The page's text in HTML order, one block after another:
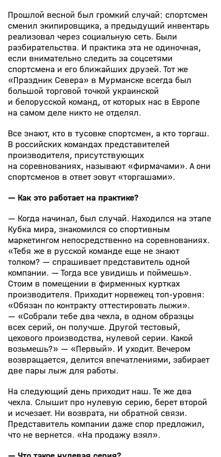
Прошлой весной был громкий случай: спортсмен
сменил экипировщика, а предыдущий инвентарь
реализовал через социальную сеть. Были
разбирательства. И практика эта не одиночная,
если внимательно следить за соцсетями
спортсмена и его ближайших друзей. Тот же
«Праздник Севера» в Мурманске всегда был
большой торговой точкой украинской
и белорусской команд, от которых нас в Европе
на самом деле никто не отделял.
Все знают, кто в тусовке спортсмен, а кто торгаш.
В российских командах представителей
производителя, присутствующих
на соревнованиях, называют «фирмачами». А они
спортсменов в ответ зовут «торгашами».
— Как это работает на практике?
— Когда начинал, был случай. Находился на этапе
Кубка мира, знакомился со спортивным
маркетингом непосредственно на соревнованиях.
«Тебя же в русской команде еще не знают
толком? — спрашивает представитель одной
компании. — Тогда все увидишь и поймешь».
Стоим в помещении в фирменных куртках
производителя. Приходит норвежец топ-уровня:
«Обязан по контракту оттестировать лыжи».
— «Собрали тебе два чехла, в одном образцы
всех серий, он получше. Другой тестовый,
цехового производства, нулевой серии. Какой
возьмешь?» — «Первый». И уходит. Вечером
возвращается, делится впечатлениями, забирает
две пары лыж для работы.
На следующий день приходит наш. Те же два
чехла. Слышит про нулевую серию, берет второй
и исчезает. Ни возврата, ни обратной связи.
Представитель компании даже спор предложил,
что не вернется. «На продажу взял».